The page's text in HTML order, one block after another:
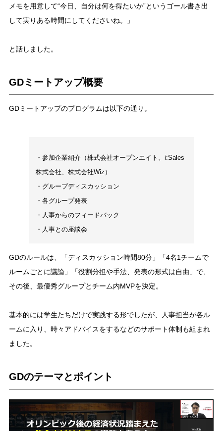
メモを用意して“今日、自分は何を得たいか”というゴール書き出
して実りある時間にしてくださいね。」
と話しました。
GDミートアップ概要
GDミートアップのプログラムは以下の通り。
・参加企業紹介（株式会社オープンエイト、i:Sales
株式会社、株式会社Wiz）
・グループディスカッション
・各グループ発表
・人事からのフィードバック
・人事との座談会
GDのルールは、「ディスカッション時間80分」「4名1チームで
ルームごとに議論」「役割分担や手法、発表の形式は自由」で、
その後、最優秀グループとチーム内MVPを決定。
基本的には学生たちだけで実践する形でしたが、人事担当が各ル
ームに入り、時々アドバイスをするなどのサポート体制も組まれ
ました。
GDのテーマとポイント